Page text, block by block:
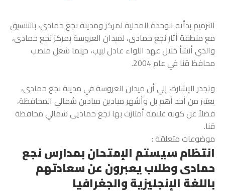
الترميم بدأته الوحدة المحلية لمركز ومدينة نجع حمادى، بالتنسيق
مع منطقة أثار نجع حمادى، لميدان العروسة بمركز نجع حمادى،
والذي أنشأ خلال عهد اللواء عادل لبيب، حينما شغل منصب
محافظ قنا في عام 2004.
وتجدر الإشارة، إلي أن ميدان العروسة في مدينة نجع حمادى،
يعتبر من أحد أهم بل وأشهر ميادين ميادين شمالي المحافظة،
فضلاً عن كونه علامة أمتازت بها نجع حماديى شمالي محافظة
قنا.
موضوعات متعلقة :
انتظام سيستم الإمتحان بمدارس نجع
حمادى وطلاب يعبرون عن سعادتهم
باللغة الإنجليزية والجغرافيا